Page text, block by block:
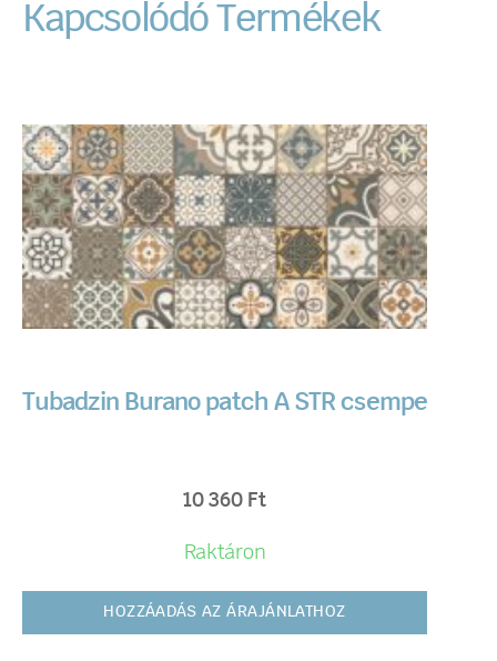
Kapcsolódó Termékek
Tubadzin Burano patch A STR csempe
10 360 Ft
Raktáron
HOZZÁADÁS AZ ÁRAJÁNLATHOZ